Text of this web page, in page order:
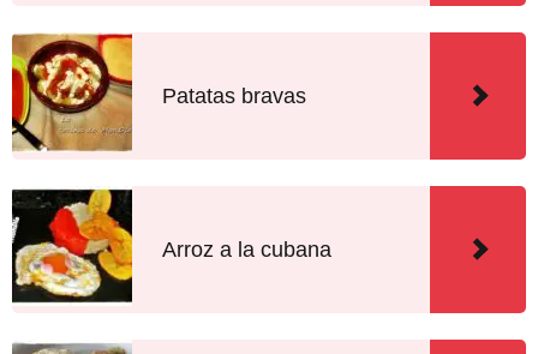
Patatas bravas
Arroz a la cubana